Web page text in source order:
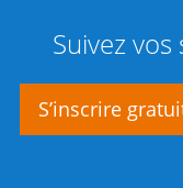
Suivez
S’inscrire